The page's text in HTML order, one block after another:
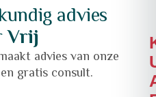
advies
Vrij
advies van onze
gratis consult.